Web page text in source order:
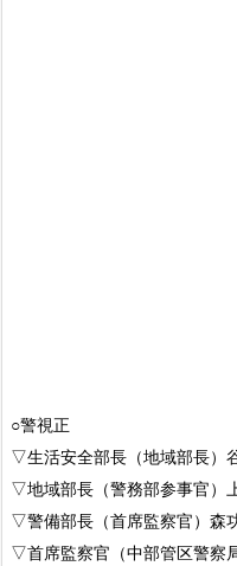
○警視正
▽生活安全部長（地域部長）
▽地域部長（警務部参事官）
▽警備部長（首席監察官）森
▽首席監察官（中部管区警察